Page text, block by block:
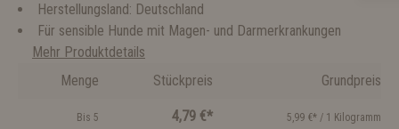
Herstellungsland: Deutschland
Für sensible Hunde mit Magen- und Darmerkrankungen
Mehr Produktdetails
Menge
Stückpreis Grundpreis
Bis 5 4,79 €* 5,99 €* / 1 Kilogramm